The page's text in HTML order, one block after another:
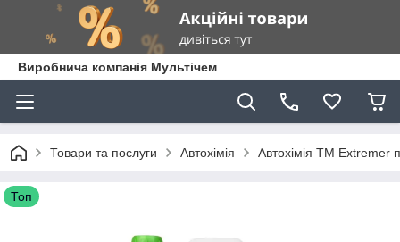
Виробнича компанія Мультічем
Товари та послуги Автохімія Автохімія ТМ Extremer
Топ